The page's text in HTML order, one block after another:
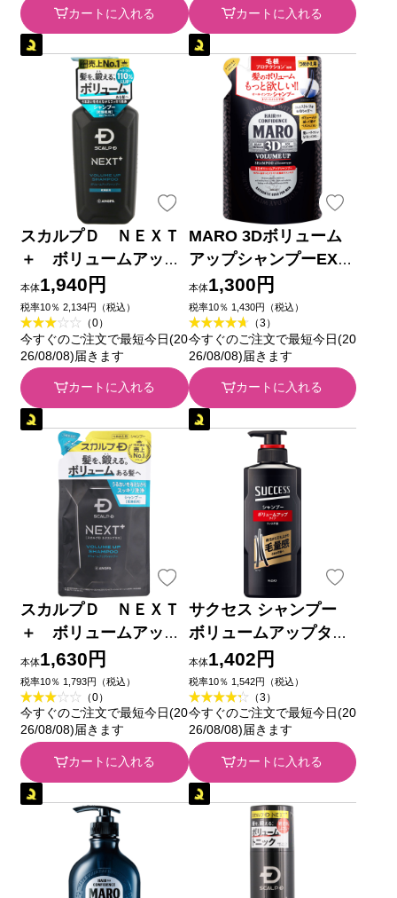
カートに入れる カートに入れる
スカルプＤ ＮＥＸＴ
＋ ボリュームアップ
シャンプー ドライ ３
５０ｍｌ アンファー
本体1,940円
税率10％ 2,134円（税込）
（0）
今すぐのご注文で最短今日(20
26/08/08)届きます
カートに入れる
MARO 3Dボリューム
アップシャンプーEX
詰替 ３８０ｍｌ ネイ
チャーラボ
本体1,300円
税率10％ 1,430円（税込）
（3）
今すぐのご注文で最短今日(20
26/08/08)届きます
カートに入れる
スカルプＤ ＮＥＸＴ
＋ ボリュームアップ
シャンプー ドライ
つめかえ用 ３００ｍｌ
アンファー
本体1,630円
税率10％ 1,793円（税込）
（0）
今すぐのご注文で最短今日(20
26/08/08)届きます
カートに入れる
サクセス シャンプー
ボリュームアップタイ
プ 本体 ３５０ｍｌ 花
王
本体1,402円
税率10％ 1,542円（税込）
（3）
今すぐのご注文で最短今日(20
26/08/08)届きます
カートに入れる